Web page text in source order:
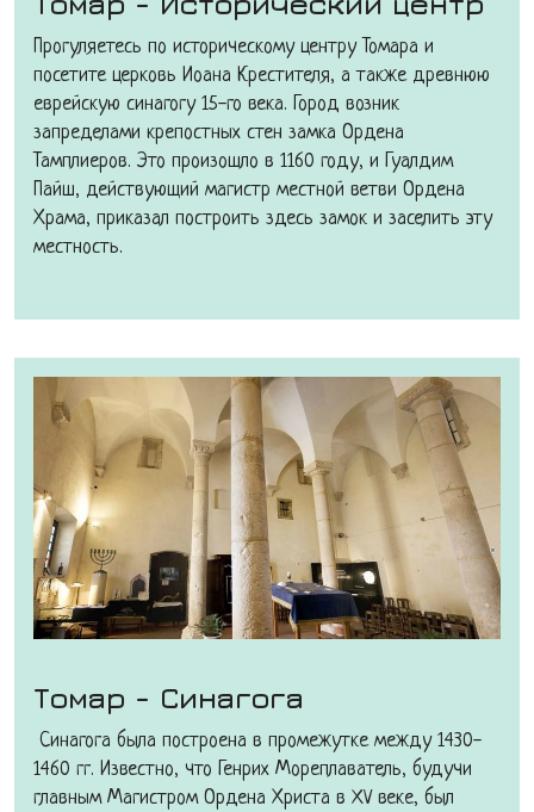
Прогуляетесь по историческому центру Томара и
посетите церковь Иоана Крестителя, а также древнюю
еврейскую синагогу 15-го века. Город возник
запределами крепостных стен замка Ордена
Тамплиеров. Это произошло в 1160 году, и Гуалдим
Пайш, действующий магистр местной ветви Ордена
Храма, приказал построить здесь замок и заселить эту
местность.
Томар - Синагога
Синагога была построена в промежутке между 1430-
1460 гг. Известно, что Генрих Мореплаватель, будучи
главным Магистром Ордена Христа в XV веке, был